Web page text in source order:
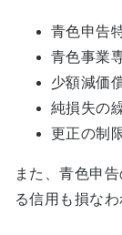
青色申告
青色事業
少額減価
純損失の
更正の制
また、青色申
る信用も損な